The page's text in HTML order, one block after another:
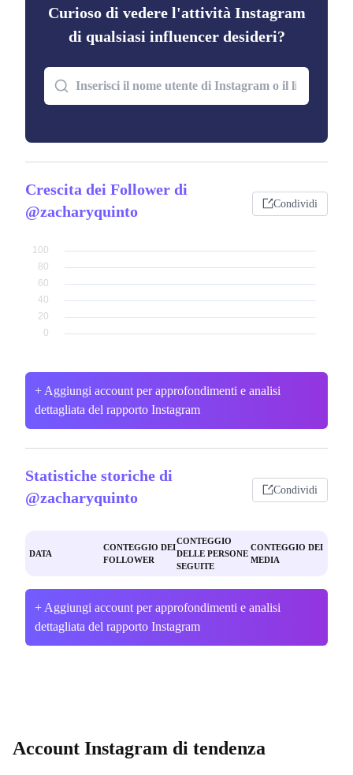
Curioso di vedere l'attività Instagram
di qualsiasi influencer desideri?
Crescita dei Follower di
@zacharyquinto
Condividi
+ Aggiungi account per approfondimenti e analisi
dettagliata del rapporto Instagram
Statistiche storiche di
@zacharyquinto
Condividi
DATA
CONTEGGIO DEI
FOLLOWER
CONTEGGIO
DELLE PERSONE
SEGUITE
CONTEGGIO DEI
MEDIA
+ Aggiungi account per approfondimenti e analisi
dettagliata del rapporto Instagram
Account Instagram di tendenza